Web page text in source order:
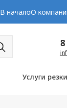
В началоО
Услуги резки